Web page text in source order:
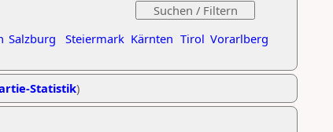
Salzburg Steiermark Kärnten Tirol Vorarlberg
Statistik)